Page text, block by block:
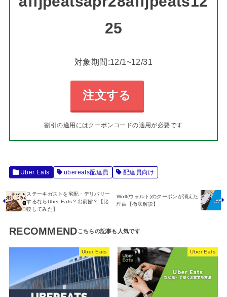
25
対象期間:12/1~12/31
注文する
割引の適用にはクーポンコードの適用が必要です
Uber Eats ubereats配達員 配達員向け
ステーキガストを宅配・デリバリー
するならUber Eats？出前館？【比
較してみた】
Wolt(ウォルト)のクーポンが消えた
理由【徹底解説】
RECOMMEND
Uber Eats Uber Eats